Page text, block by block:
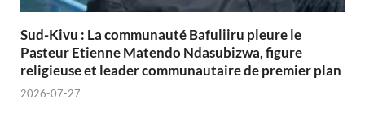
Sud-Kivu : La communauté Bafuliiru pleure le
Pasteur Etienne Matendo Ndasubizwa, figure
religieuse et leader communautaire de premier plan
2026-07-27